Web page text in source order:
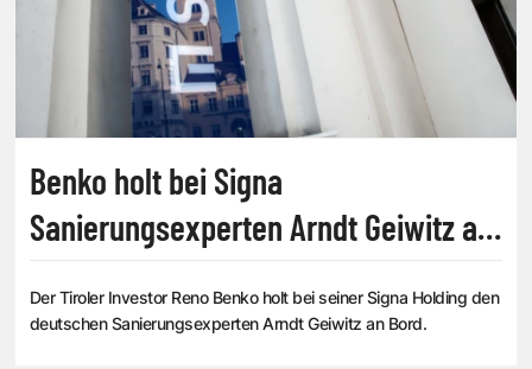
Benko holt bei Signa
Sanierungsexperten Arndt Geiwitz an
Der Tiroler Investor Reno Benko holt bei seiner Signa Holding den
deutschen Sanierungsexperten Arndt Geiwitz an Bord.